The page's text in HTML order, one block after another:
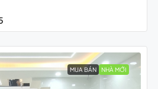
MUA BÁN NHÀ MỚI